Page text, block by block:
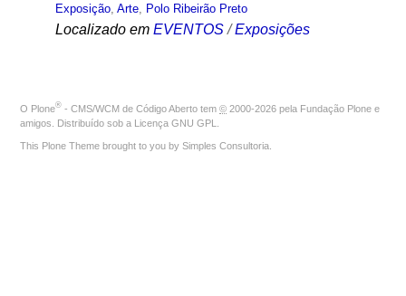
Exposição, Arte, Polo Ribeirão Preto
Localizado em EVENTOS /Exposições
O Plone® - CMS/WCM de Código Aberto tem © 2000-2026 pela Fundação Plone e
amigos. Distribuído sob a Licença GNU GPL
This Plone Theme brought to you by Simples Consultoria